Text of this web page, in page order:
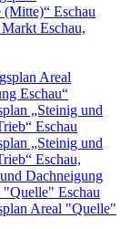
(Mitte)“ Eschau
Eschau,
Areal
Eschau“
„Steinig und
Eschau
„Steinig und
Eschau,
Dachneigung
"Quelle" Eschau
Areal "Quelle"